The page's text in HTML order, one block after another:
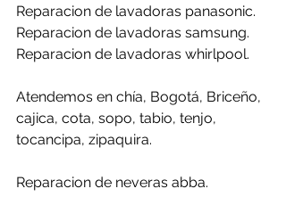
Reparacion de lavadoras panasonic.
Reparacion de lavadoras samsung.
Reparacion de lavadoras whirlpool.
Atendemos en chía, Bogotá, Briceño,
cajica, cota, sopo, tabio, tenjo,
tocancipa, zipaquira.
Reparacion de neveras abba.